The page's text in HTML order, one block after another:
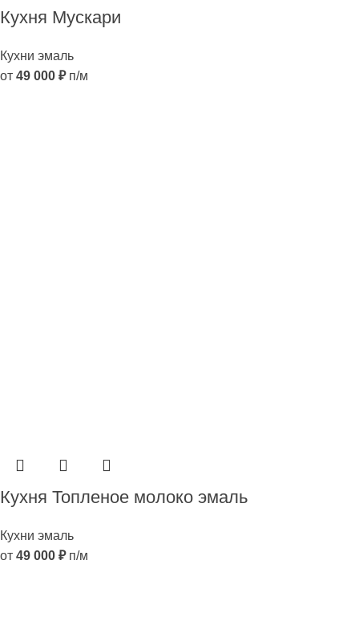
Кухня Мускари
Кухни эмаль
от 49 000 ₽п/м
Кухня Топленое молоко эмаль
Кухни эмаль
от 49 000 ₽п/м